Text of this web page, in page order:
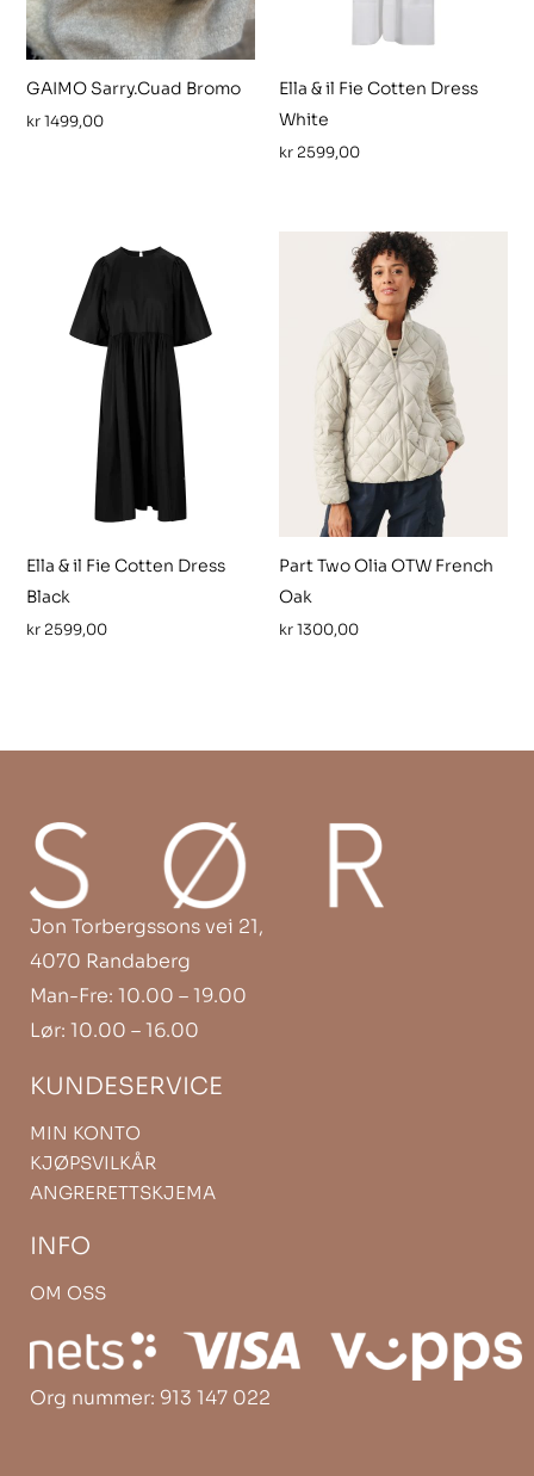
GAIMO Sarry.Cuad Bromo
kr1499,00
Ella & il Fie Cotten Dress
White
kr 2599,00
Ella & il Fie Cotten Dress
Black
kr2599,00
Part Two Olia OTW French
Oak
kr1300,00
Jon Torbergssons vei 21,
4070 Randaberg
Man-Fre: 10.00 – 19.00
Lør: 10.00 – 16.00
KUNDESERVICE
MIN KONTO
KJØPSVILKÅR
ANGRERETTSKJEMA
INFO
OM OSS
Org nummer: 913 147 022